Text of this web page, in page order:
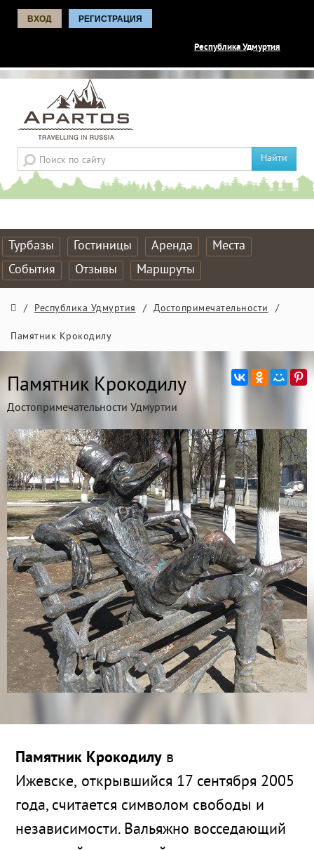
ВХОД РЕГИСТРАЦИЯ
Республика Удмуртия
Найти
Турбазы Гостиницы Аренда
Места
События
Отзывы Маршруты
/ Республика Удмуртия / Достопримечательности /
Памятник Крокодилу
Памятник Крокодилу
Достопримечательности Удмуртии
Памятник Крокодилу в
Ижевске, открывшийся 17 сентября 2005
года, считается символом свободы и
независимости. Вальяжно восседающий